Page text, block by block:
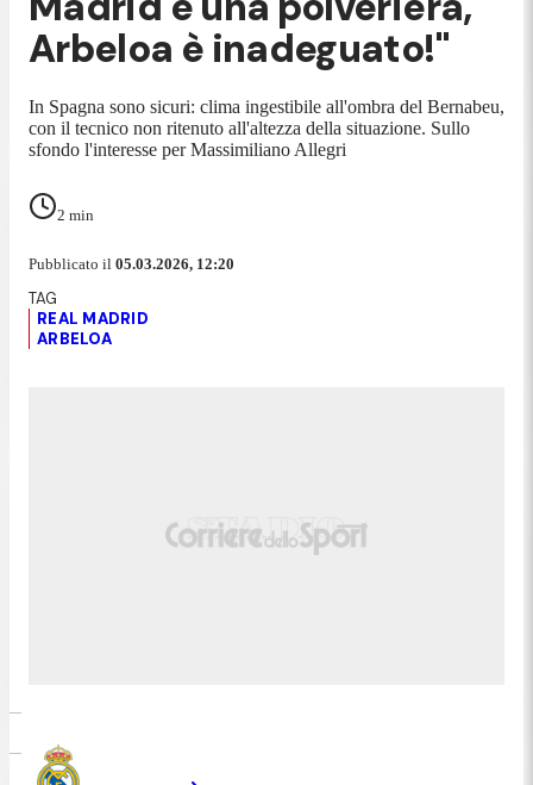
Arbeloa è inadeguato!"
In Spagna sono sicuri: clima ingestibile all'ombra del Bernabeu,
con il tecnico non ritenuto all'altezza della situazione. Sullo
sfondo l'interesse per Massimiliano Allegri
2 min
Pubblicato il 05.03.2026, 12:20
REAL MADRID
ARBELOA